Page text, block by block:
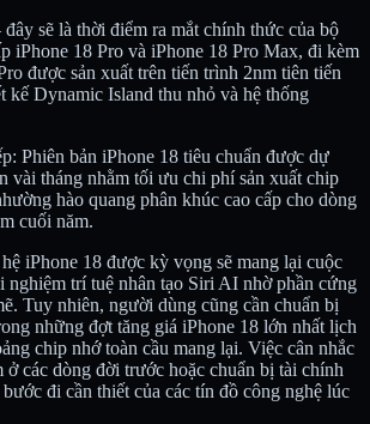
sẽ là thời điểm ra mắt chính thức của bộ
iPhone 18 Pro và iPhone 18 Pro Max, đi kèm
được sản xuất trên tiến trình 2nm tiên tiến
kế Dynamic Island thu nhỏ và hệ thống
Phiên bản iPhone 18 tiêu chuẩn được dự
vài tháng nhằm tối ưu chi phí sản xuất chip
hào quang phân khúc cao cấp cho dòng
cuối năm.
iPhone 18 được kỳ vọng sẽ mang lại cuộc
nghiệm trí tuệ nhân tạo Siri AI nhờ phần cứng
Tuy nhiên, người dùng cũng cần chuẩn bị
những đợt tăng giá iPhone 18 lớn nhất lịch
chip nhớ toàn cầu mang lại. Việc cân nhắc
ở các dòng đời trước hoặc chuẩn bị tài chính
đi cần thiết của các tín đồ công nghệ lúc